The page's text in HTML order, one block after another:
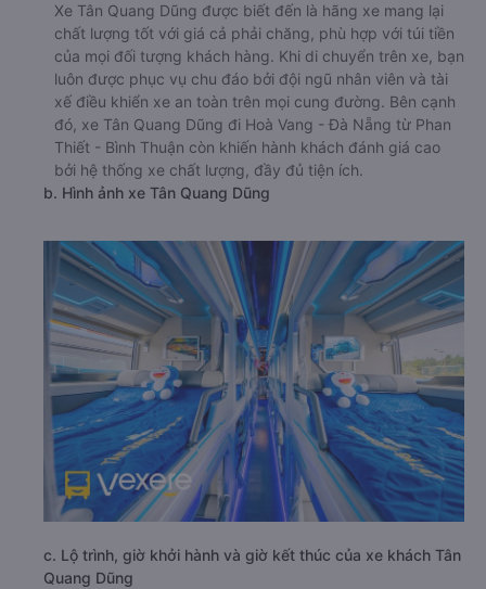
Xe Tân Quang Dũng được biết đến là hãng xe mang lại
chất lượng tốt với giá cả phải chăng, phù hợp với túi tiền
của mọi đối tượng khách hàng. Khi di chuyển trên xe, bạn
luôn được phục vụ chu đáo bởi đội ngũ nhân viên và tài
xế điều khiển xe an toàn trên mọi cung đường. Bên cạnh
đó, xe Tân Quang Dũng đi Hoà Vang - Đà Nẵng từ Phan
Thiết - Bình Thuận còn khiến hành khách đánh giá cao
bởi hệ thống xe chất lượng, đầy đủ tiện ích.
b. Hình ảnh xe Tân Quang Dũng
c. Lộ trình, giờ khởi hành và giờ kết thúc của xe khách Tân
Quang Dũng